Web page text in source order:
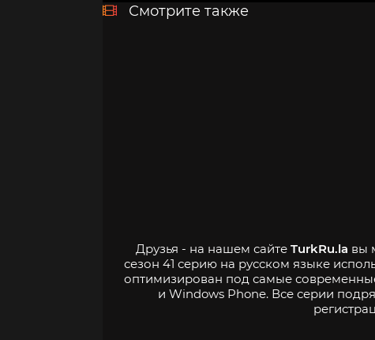
Смотрите также
Друзья - на нашем сайте TurkRu.la вы
сезон 41 серию на русском языке
оптимизирован под самые
и Windows Phone. Все серии